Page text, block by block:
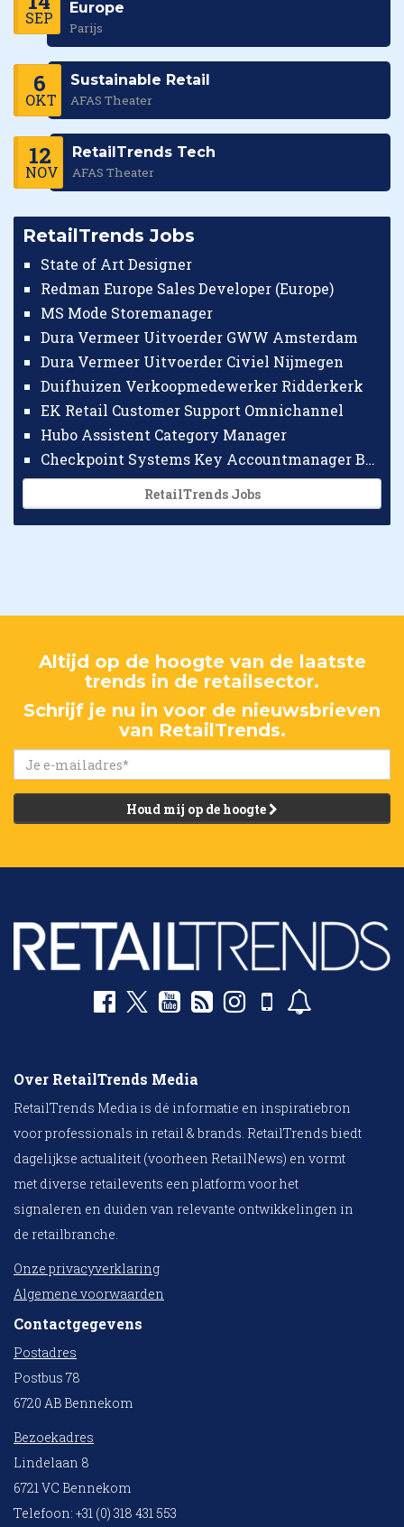
SEP
Europe
Parijs
6
OKT
Sustainable Retail
AFAS Theater
12
NOV
RetailTrends Tech
AFAS Theater
RetailTrends Jobs
State of Art Designer
Redman Europe Sales Developer (Europe)
MS Mode Storemanager
Dura Vermeer Uitvoerder GWW Amsterdam
Dura Vermeer Uitvoerder Civiel Nijmegen
Duifhuizen Verkoopmedewerker Ridderkerk
EK Retail Customer Support Omnichannel
Hubo Assistent Category Manager
Checkpoint Systems Key Accountmanager Benelux
RetailTrends Jobs
Altijd op de hoogte van de laatste
trends in de retailsector.
Schrijf je nu in voor de nieuwsbrieven
van RetailTrends.
Houd mij op de hoogte
Over RetailTrends Media
RetailTrends Media is dé informatie en inspiratiebron
voor professionals in retail & brands. RetailTrends biedt
dagelijkse actualiteit (voorheen RetailNews) en vormt
met diverse retailevents een platform voor het
signaleren en duiden van relevante ontwikkelingen in
de retailbranche.
Onze privacyverklaring
Algemene voorwaarden
Contactgegevens
Postadres
Postbus 78
6720 AB Bennekom
Bezoekadres
Lindelaan 8
6721 VC Bennekom
Telefoon: +31 (0) 318 431 553